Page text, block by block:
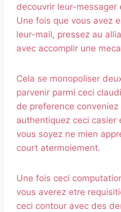
decouvrir leur-messager
Une fois que vous avez
leur-mail, pressez au
avec accomplir une
Cela se monopoliser
parvenir parmi ceci
de preference
authentiquez ceci casier
vous soyez ne mien
court atermoiement.
Une fois ceci
vous averez etre
ceci contour avec des